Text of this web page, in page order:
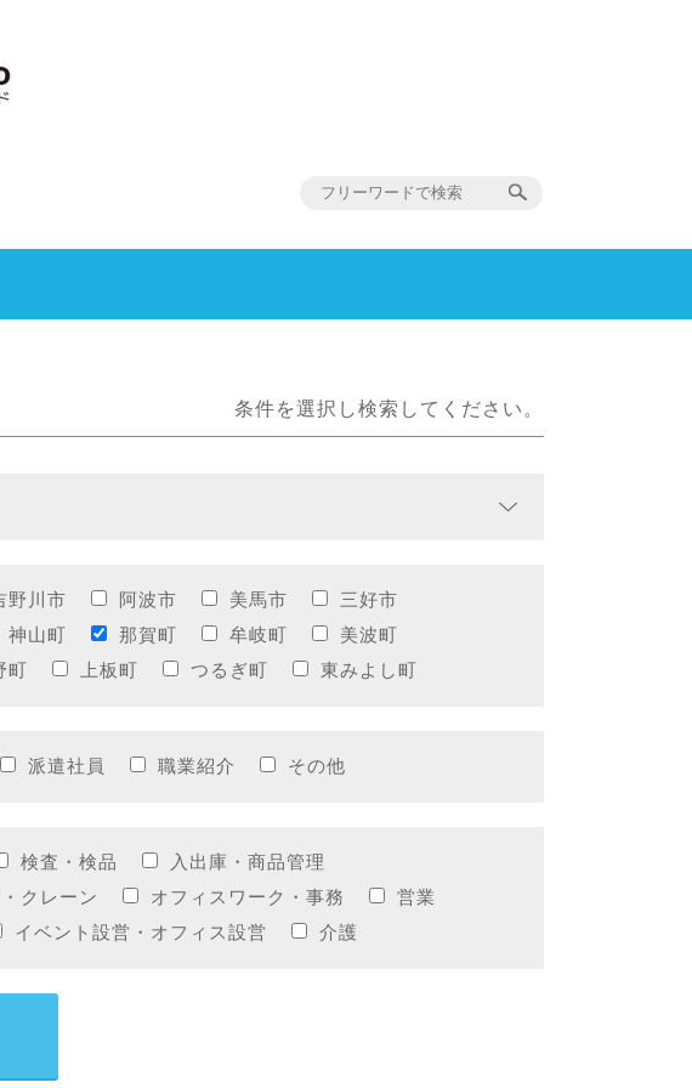
条件を選択し検索してください。
野川市 阿波市 美馬市
三好市
神山町 那賀町 牟岐町
美波町
町 上板町 つるぎ町 東みよし町
派遣社員 職業紹介 その他
検査・検品
入出庫・商品管理
クレーン オフィスワーク・事務
営業
イベント設営・オフィス設営 介護